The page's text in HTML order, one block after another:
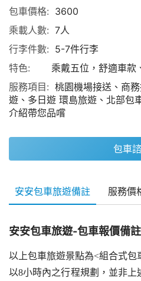
包車價格: 3600
乘載人數: 7人
行李件數: 5-7件行李
特色:
乘戴五位，舒適車款
服務項目: 桃園機場接送、商
遊、多日遊 環島旅遊、北部包
介紹帶您品嚐
包車
安安包車旅遊備註 服務價
安安包車旅遊-包車報價備註
以上包車旅遊景點為<組合式包
以8小時內之行程規劃，並非